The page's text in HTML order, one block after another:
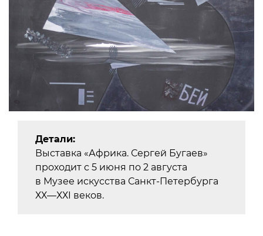
Детали:
Выставка «Африка. Сергей Бугаев»
проходит с 5 июня по 2 августа
в Музее искусства Санкт-Петербурга
ХХ—ХХI веков.